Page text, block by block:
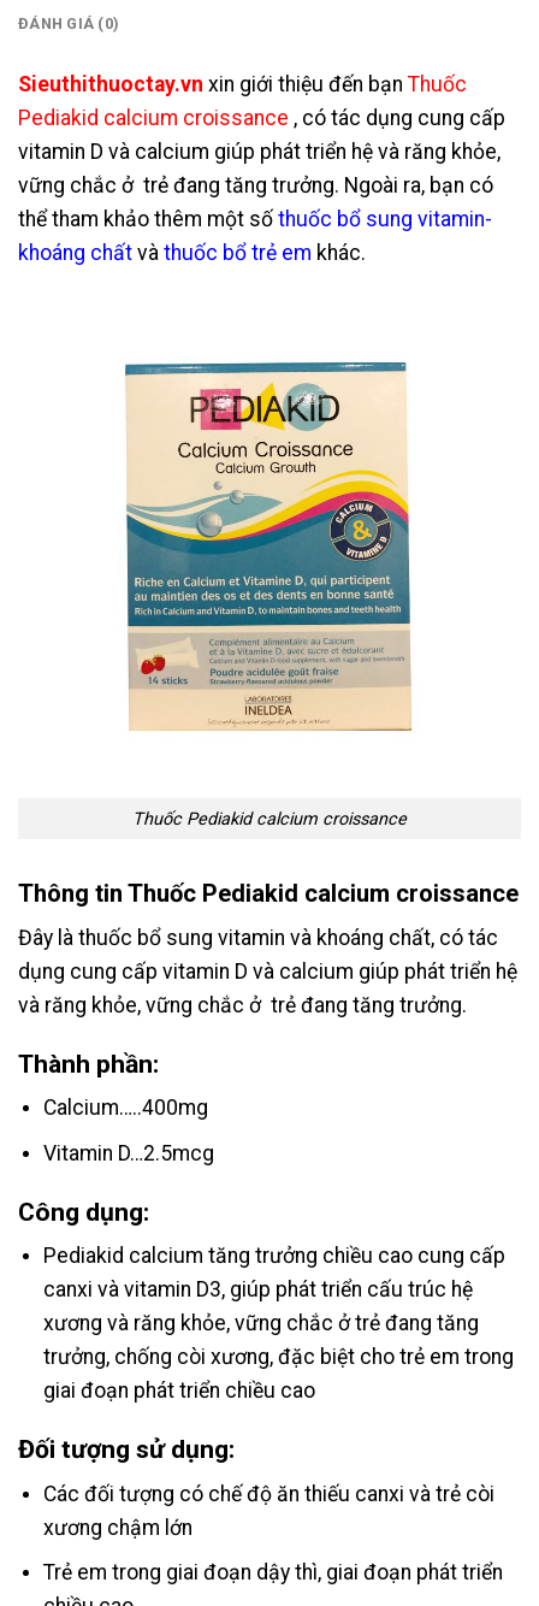
ĐÁNH GIÁ (0)
Sieuthithuoctay.vn xin giới thiệu đến bạn Thuốc
Pediakid calcium croissance , có tác dụng cung cấp
vitamin D và calcium giúp phát triển hệ và răng khỏe,
vững chắc ở trẻ đang tăng trưởng. Ngoài ra, bạn có
thể tham khảo thêm một số thuốc bổ sung vitamin-
khoáng chất và thuốc bổ trẻ em khác.
Thuốc Pediakid calcium croissance
Thông tin Thuốc Pediakid calcium croissance
Đây là thuốc bổ sung vitamin và khoáng chất, có tác
dụng cung cấp vitamin D và calcium giúp phát triển hệ
và răng khỏe, vững chắc ở trẻ đang tăng trưởng.
Thành phần:
Calcium…..400mg
Vitamin D…2.5mcg
Công dụng:
Pediakid calcium tăng trưởng chiều cao cung cấp
canxi và vitamin D3, giúp phát triển cấu trúc hệ
xương và răng khỏe, vững chắc ở trẻ đang tăng
trưởng, chống còi xương, đặc biệt cho trẻ em trong
giai đoạn phát triển chiều cao
Đối tượng sử dụng:
Các đối tượng có chế độ ăn thiếu canxi và trẻ còi
xương chậm lớn
Trẻ em trong giai đoạn dậy thì, giai đoạn phát triển